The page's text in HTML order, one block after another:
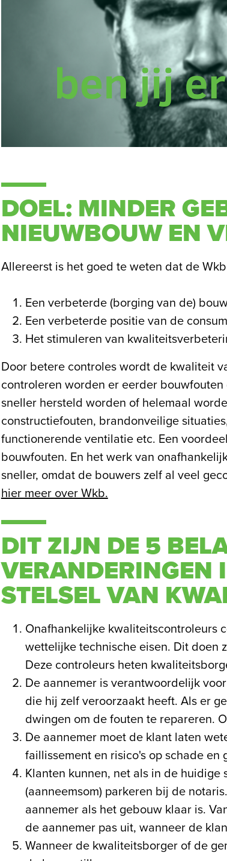
DOEL: MINDER
NIEUWBOUW EN
Allereerst is het goed te weten dat de
Een verbeterde (borging van de)
Een verbeterde positie van de
Het stimuleren van
Door betere controles wordt de kwaliteit
controleren worden er eerder
sneller hersteld worden of helemaal
constructiefouten, brandonveilige
functionerende ventilatie etc. Een
bouwfouten. En het werk van
sneller, omdat de bouwers zelf al veel
hier meer over Wkb.
DIT ZIJN DE 5
VERANDERINGEN
STELSEL VAN
Onafhankelijke kwaliteitscontroleurs
wettelijke technische eisen. Dit doen
Deze controleurs heten
De aannemer is verantwoordelijk
die hij zelf veroorzaakt heeft. Als er
dwingen om de fouten te repareren.
De aannemer moet de klant laten
faillissement en risico's op schade en
Klanten kunnen, net als in de
(aanneemsom) parkeren bij de
aannemer als het gebouw klaar is.
de aannemer pas uit, wanneer de
Wanneer de kwaliteitsborger of de